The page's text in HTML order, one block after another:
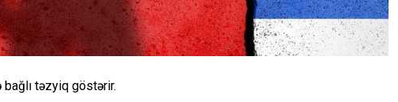
bağlı təzyiq göstərir.